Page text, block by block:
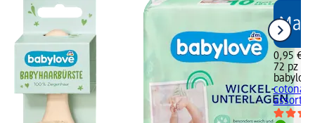
0,95 €
72 pz
babylove
cotonati
assort.,